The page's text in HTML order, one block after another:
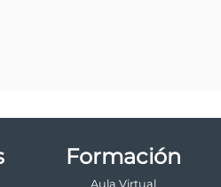
Formación
Aula Virtual